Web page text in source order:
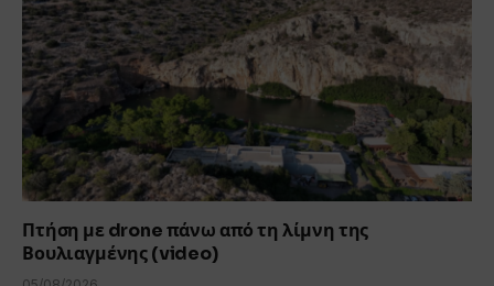
Πτήση με drone πάνω από τη λίμνη της
Βουλιαγμένης (video)